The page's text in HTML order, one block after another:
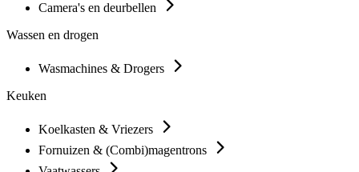
Camera's en deurbellen
Wassen en drogen
Wasmachines & Drogers
Keuken
Koelkasten & Vriezers
Fornuizen & (Combi)magentrons